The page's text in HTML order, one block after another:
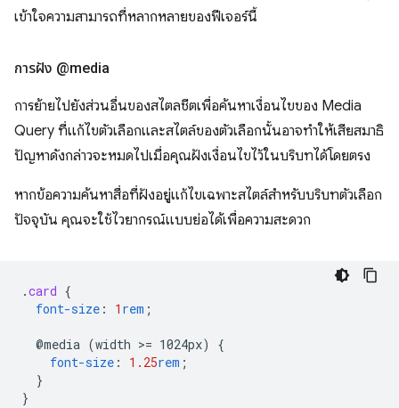
เข้าใจความสามารถที่หลากหลายของฟีเจอร์นี้
การฝัง @media
การย้ายไปยังส่วนอื่นของสไตลชีตเพื่อค้นหาเงื่อนไขของ Media
Query ที่แก้ไขตัวเลือกและสไตล์ของตัวเลือกนั้นอาจทำให้เสียสมาธิ
ปัญหาดังกล่าวจะหมดไปเมื่อคุณฝังเงื่อนไขไว้ในบริบทได้โดยตรง
หากข้อความค้นหาสื่อที่ฝังอยู่แก้ไขเฉพาะสไตล์สำหรับบริบทตัวเลือก
ปัจจุบัน คุณจะใช้ไวยากรณ์แบบย่อได้เพื่อความสะดวก
.card {
font-size : 1 rem ;
@media (width >= 1024px)
{
font-size : 1.25rem ;
}
}